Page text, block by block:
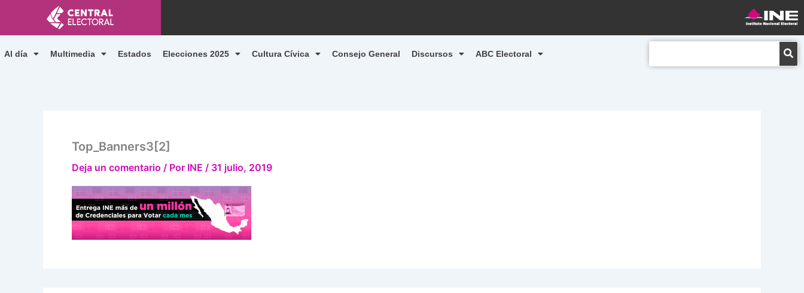
contenido
Al día Multimedia Estados Elecciones 2025 Cultura Cívica Consejo General Discursos ABC Electoral
Top_Banners3[2]
Deja un comentario / Por INE / 31 julio, 2019